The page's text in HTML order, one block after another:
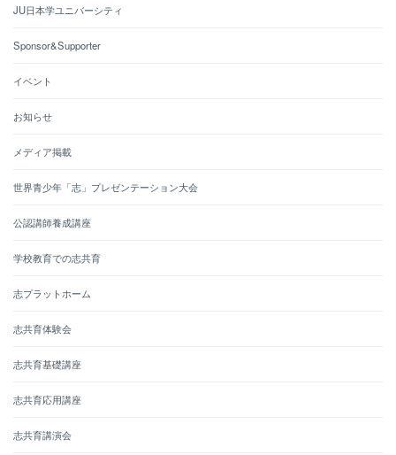
JU日本学ユニバーシティ
Sponsor&Supporter
イベント
お知らせ
メディア掲載
世界青少年「志」プレゼンテーション大会
公認講師養成講座
学校教育での志共育
志プラットホーム
志共育体験会
志共育基礎講座
志共育応用講座
志共育講演会